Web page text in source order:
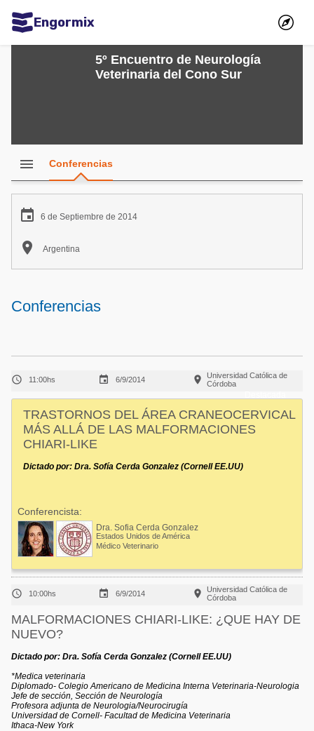
Engormix
Comunidades en español
Lechería
Micotoxinas
Mascotas
Avicultura
Porcicultura
Lechería
Balanceados - Piensos
Micotoxinas
Avicultura
Porcicultura
Ganadería
Lechería
5º Encuentro de Neurología
Veterinaria del Cono Sur
menu Conferencias
 6 de Septiembre de 2014
 Argentina
Conferencias
 11:00hs  6/9/2014 
Universidad Católica de
Córdoba
TRASTORNOS DEL ÁREA CRANEOCERVICAL
MÁS ALLÁ DE LAS MALFORMACIONES
CHIARI-LIKE
Dictado por: Dra. Sofía Cerda Gonzalez (Cornell EE.UU)
Conferencista:
Dra. Sofia Cerda Gonzalez
Estados Unidos de América
Médico Veterinario
 10:00hs  6/9/2014 
Universidad Católica de
Córdoba
MALFORMACIONES CHIARI-LIKE: ¿QUE HAY DE
NUEVO?
Dictado por: Dra. Sofía Cerda Gonzalez (Cornell EE.UU)
*Medica veterinaria
Diplomado- Colegio Americano de Medicina Interna Veterinaria-Neurologia
Jefe de sección, Sección de Neurología
Profesora adjunta de Neurologia/Neurocirugía
Universidad de Cornell- Facultad de Medicina Veterinaria
Ithaca-New York